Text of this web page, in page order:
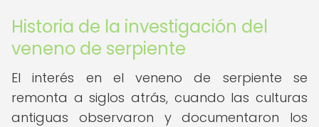
Historia de la investigación del
veneno de serpiente
El interés en el veneno de serpiente se
remonta a siglos atrás, cuando las culturas
antiguas observaron y documentaron los